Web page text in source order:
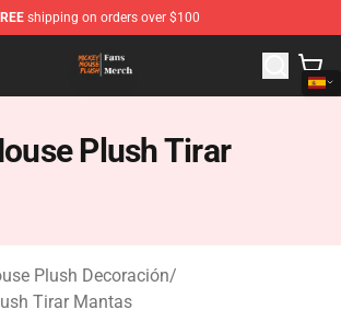
shipping on orders over $100
Plush Shop - The Best Store of Mickey
Plush Tirar
Plush Decoración/
Tirar Mantas